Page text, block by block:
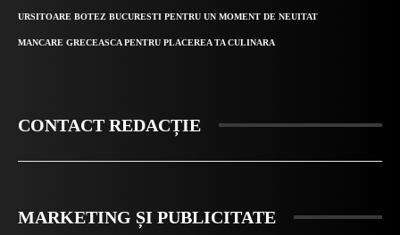
URSITOARE BOTEZ BUCURESTI PENTRU UN MOMENT DE NEUITAT
MANCARE GRECEASCA PENTRU PLACEREA TA CULINARA
CONTACT REDACȚIE
MARKETING ȘI PUBLICITATE